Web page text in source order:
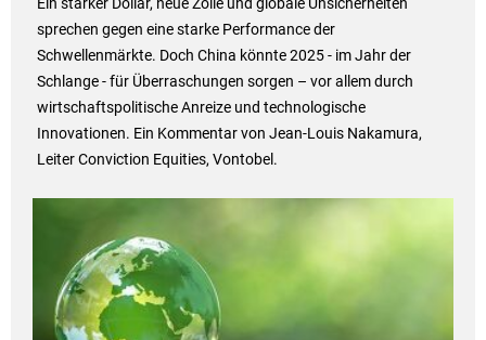
Ein starker Dollar, neue Zölle und globale Unsicherheiten
sprechen gegen eine starke Performance der
Schwellenmärkte. Doch China könnte 2025 - im Jahr der
Schlange - für Überraschungen sorgen – vor allem durch
wirtschaftspolitische Anreize und technologische
Innovationen. Ein Kommentar von Jean-Louis Nakamura,
Leiter Conviction Equities, Vontobel.